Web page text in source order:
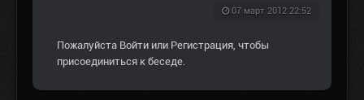
07 март 2012 22:52
Пожалуйста Войти или Регистрация , чтобы
присоединиться к беседе.